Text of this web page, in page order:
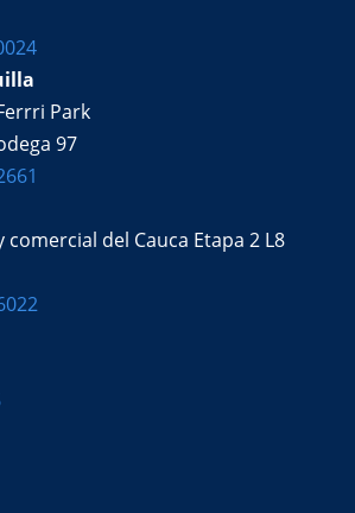
Park
97
del Cauca Etapa 2 L8